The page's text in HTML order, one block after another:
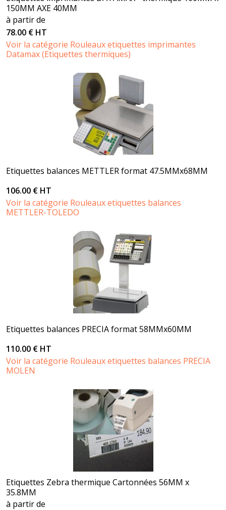
150MM AXE 40MM
à partir de
78.00 € HT
Voir la catégorie Rouleaux etiquettes imprimantes
Datamax (Etiquettes thermiques)
Etiquettes balances METTLER format 47.5MMx68MM
106.00 € HT
Voir la catégorie Rouleaux etiquettes balances
METTLER-TOLEDO
Etiquettes balances PRECIA format 58MMx60MM
110.00 € HT
Voir la catégorie Rouleaux etiquettes balances PRECIA
MOLEN
Etiquettes Zebra thermique Cartonnées 56MM x
35.8MM
à partir de